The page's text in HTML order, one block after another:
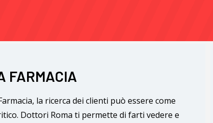
FARMACIA
la ricerca dei clienti può essere come
Dottori Roma ti permette di farti vedere e